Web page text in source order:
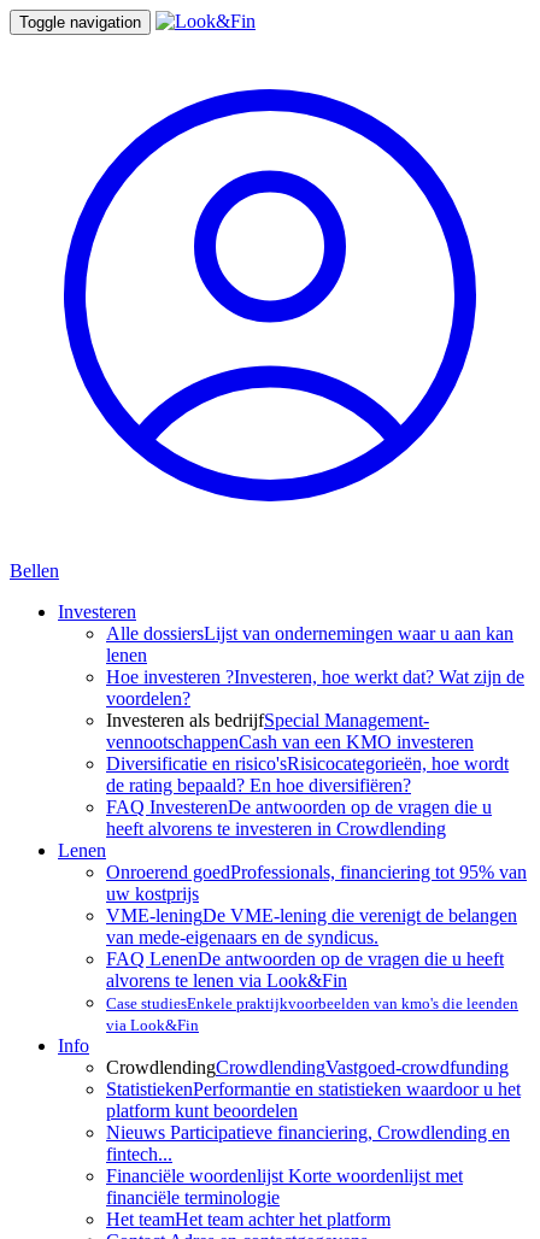
Toggle navigation
Bellen
Investeren
Alle dossiersLijst van ondernemingen waar u aan kan
lenen
Hoe investeren ?Investeren, hoe werkt dat? Wat zijn de
voordelen?
Investeren als bedrijfSpecial Management-
vennootschappenCash van een KMO investeren
Diversificatie en risico'sRisicocategorieën, hoe wordt
de rating bepaald? En hoe diversifiëren?
FAQ InvesterenDe antwoorden op de vragen die u
heeft alvorens te investeren in Crowdlending
Lenen
Onroerend goedProfessionals, financiering tot 95% van
uw kostprijs
VME-leningDe VME-lening die verenigt de belangen
van mede-eigenaars en de syndicus.
FAQ LenenDe antwoorden op de vragen die u heeft
alvorens te lenen via Look&Fin
Case studiesEnkele praktijkvoorbeelden van kmo's die leenden
via Look&Fin
Info
CrowdlendingCrowdlendingVastgoed-crowdfunding
StatistiekenPerformantie en statistieken waardoor u het
platform kunt beoordelen
Nieuws Participatieve financiering, Crowdlending en
fintech...
Financiële woordenlijst Korte woordenlijst met
financiële terminologie
Het teamHet team achter het platform